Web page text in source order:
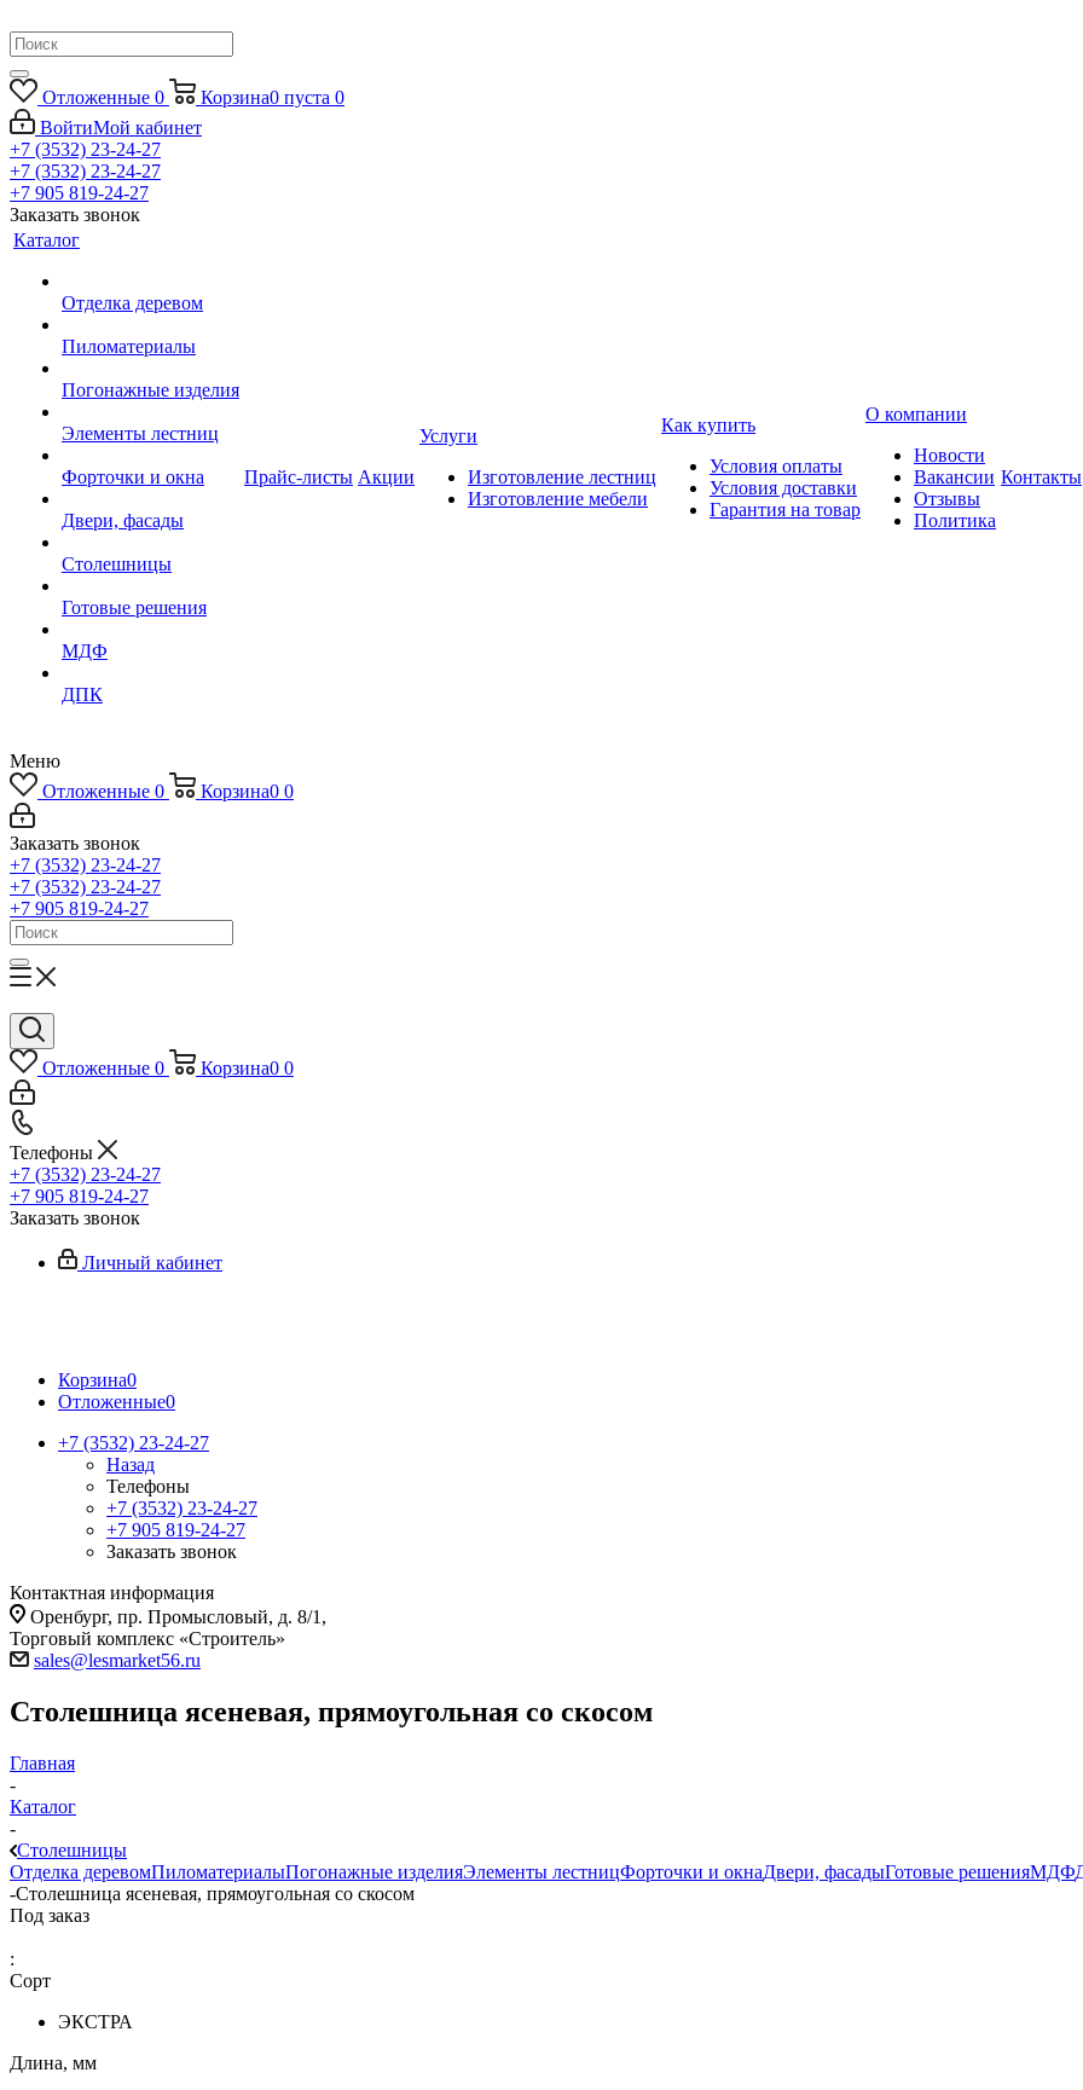
Отложенные 0 Корзина0 пуста 0
ВойтиМой кабинет
+7 (3532) 23-24-27
+7 (3532) 23-24-27
+7 905 819-24-27
Заказать звонок
Каталог
Отделка деревом
Пиломатериалы
Погонажные изделия
Элементы лестниц
Форточки и окна
Двери, фасады
Столешницы
Готовые решения
МДФ
ДПК
Прайс-листы Акции
Услуги
Изготовление лестниц
Изготовление мебели
Как купить
Условия оплаты
Условия доставки
Гарантия на товар
О компании
Новости
Вакансии
Отзывы
Политика
Контакты
Меню
Отложенные 0 Корзина0 0
Заказать звонок
+7 (3532) 23-24-27
+7 (3532) 23-24-27
+7 905 819-24-27
Отложенные 0 Корзина0 0
Телефоны
+7 (3532) 23-24-27
+7 905 819-24-27
Заказать звонок
Личный кабинет
Корзина0
Отложенные0
+7 (3532) 23-24-27
Назад
Телефоны
+7 (3532) 23-24-27
+7 905 819-24-27
Заказать звонок
Контактная информация
Оренбург, пр. Промысловый, д. 8/1,
Торговый комплекс «Строитель»
sales@lesmarket56.ru
Столешница ясеневая, прямоугольная со скосом
Главная
-
Каталог
-
Столешницы
Отделка деревомПиломатериалыПогонажные изделияЭлементы лестницФорточки и окнаДвери, фасадыГотовые решенияМДФ
-Столешница ясеневая, прямоугольная со скосом
Под заказ
:
Сорт
ЭКСТРА
Длина, мм